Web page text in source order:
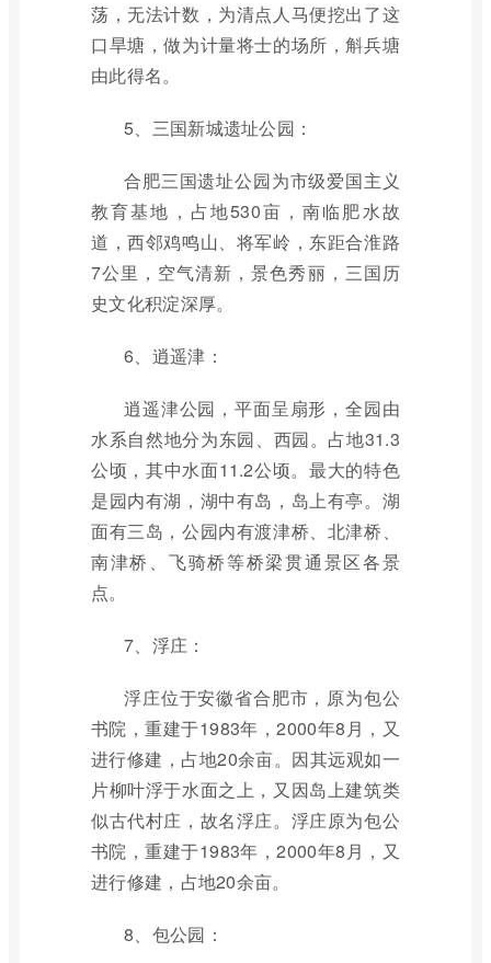
荡，无法计数，为清点人马便挖出了这
口旱塘，做为计量将士的场所，斛兵塘
由此得名。
5、三国新城遗址公园：
合肥三国遗址公园为市级爱国主义
教育基地，占地530亩，南临肥水故
道，西邻鸡鸣山、将军岭，东距合淮路
7公里，空气清新，景色秀丽，三国历
史文化积淀深厚。
6、逍遥津：
逍遥津公园，平面呈扇形，全园由
水系自然地分为东园、西园。占地31.3
公顷，其中水面11.2公顷。最大的特色
是园内有湖，湖中有岛，岛上有亭。湖
面有三岛，公园内有渡津桥、北津桥、
南津桥、飞骑桥等桥梁贯通景区各景
点。
7、浮庄：
浮庄位于安徽省合肥市，原为包公
书院，重建于1983年，2000年8月，又
进行修建，占地20余亩。因其远观如一
片柳叶浮于水面之上，又因岛上建筑类
似古代村庄，故名浮庄。浮庄原为包公
书院，重建于1983年，2000年8月，又
进行修建，占地20余亩。
8、包公园：